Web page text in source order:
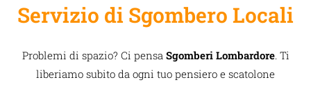
Servizio di Sgombero Locali
Problemi di spazio? Ci pensa Sgomberi Lombardore. Ti
liberiamo subito da ogni tuo pensiero e scatolone